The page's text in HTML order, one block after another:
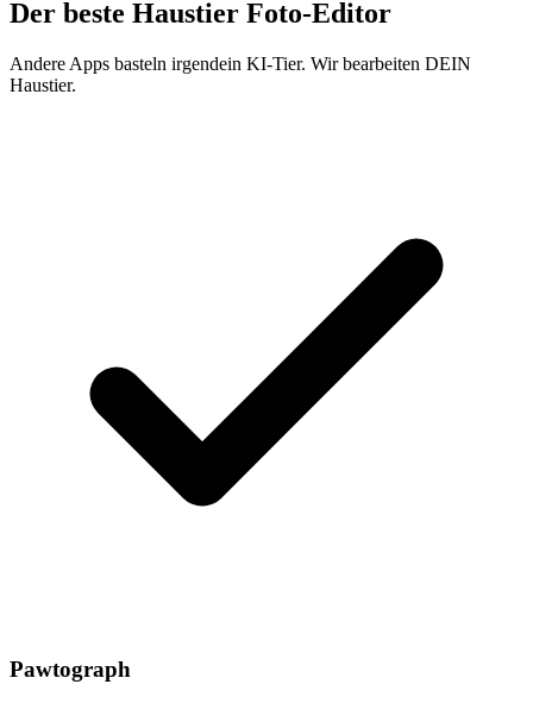
Der beste Haustier Foto-Editor
Andere Apps basteln irgendein KI-Tier. Wir bearbeiten DEIN
Haustier.
Pawtograph